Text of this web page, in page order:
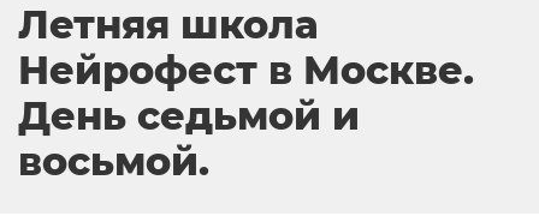
Летняя школа
Нейрофест в Москве.
День седьмой и
восьмой.